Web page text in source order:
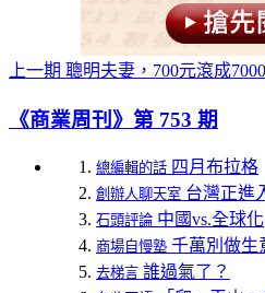
上一期 聰明夫妻，700元滾成
《商業周刊》第 753 期
總編輯的話 四月布拉格
創辦人聊天室 台灣正進
石頭評論 中國vs.全球化
商場自慢塾 千萬別做生
去梯言 誰過氣了？